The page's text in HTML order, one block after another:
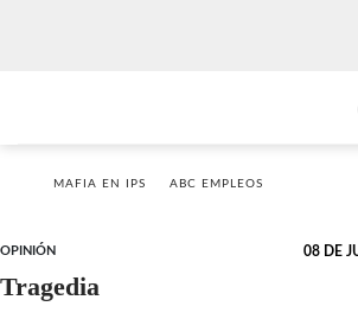
MAFIA EN IPS ABC EMPLEOS
OPINIÓN 08 DE
Tragedia